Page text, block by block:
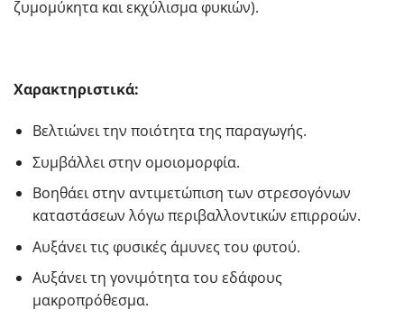
ζυμομύκητα και εκχύλισμα φυκιών).
Χαρακτηριστικά:
Βελτιώνει την ποιότητα της παραγωγής.
Συμβάλλει στην ομοιομορφία.
Βοηθάει στην αντιμετώπιση των στρεσογόνων
καταστάσεων λόγω περιβαλλοντικών επιρροών.
Αυξάνει τις φυσικές άμυνες του φυτού.
Aυξάνει τη γονιμότητα του εδάφους
μακροπρόθεσμα.